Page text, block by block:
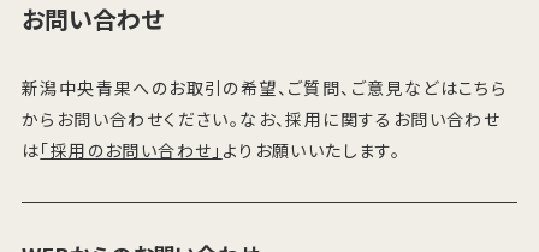
お問い合わせ
新潟中央青果へのお取引の希望、ご質問、ご意見などはこちら
からお問い合わせください。なお、採用に関するお問い合わせ
は「採用のお問い合わせ」 よりお願いいたします。